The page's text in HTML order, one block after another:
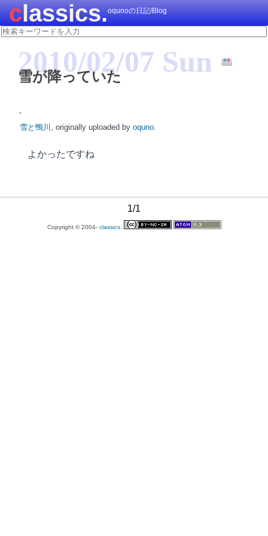
classics.oqunoの日記/Blog
2010/02/07 Sun
雪が降っていた
雪と鴨川 , originally uploaded by oquno.
よかったですね
1/1
Copyright © 2004- classics.